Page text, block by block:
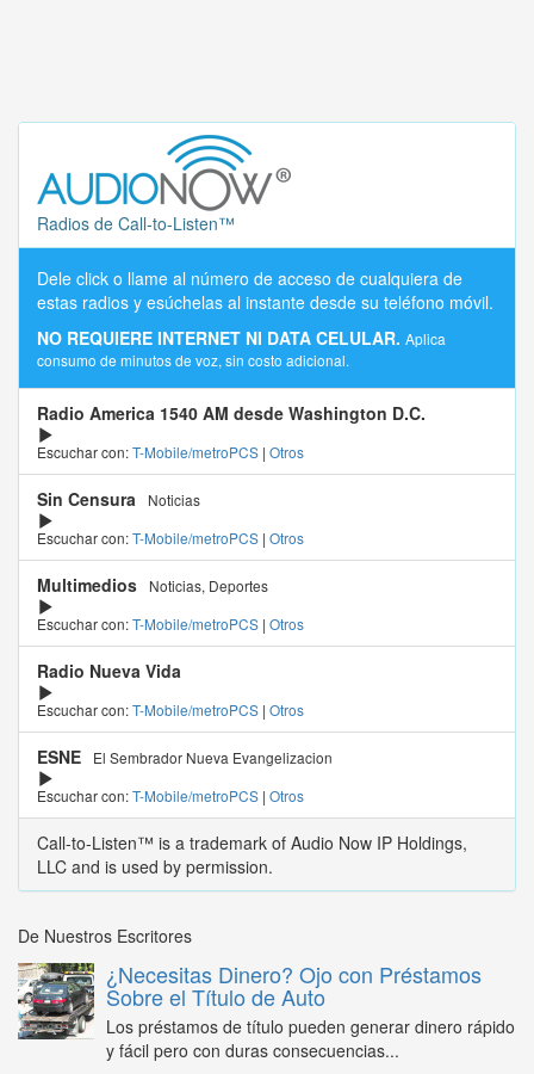
Radios de Call-to-Listen™
Dele click o llame al número de acceso de cualquiera de
estas radios y esúchelas al instante desde su teléfono móvil.
NO REQUIERE INTERNET NI DATA CELULAR. Aplica
consumo de minutos de voz, sin costo adicional.
Radio America 1540 AM desde Washington D.C.
Escuchar con:T-Mobile/metroPCS | Otros
Sin Censura
Noticias
Escuchar con:T-Mobile/metroPCS | Otros
Multimedios
Noticias, Deportes
Escuchar con:T-Mobile/metroPCS | Otros
Radio Nueva Vida
Escuchar con:T-Mobile/metroPCS | Otros
ESNE
El Sembrador Nueva Evangelizacion
Escuchar con:T-Mobile/metroPCS | Otros
Call-to-Listen™ is a trademark of Audio Now IP Holdings,
LLC and is used by permission.
De Nuestros Escritores
¿Necesitas Dinero? Ojo con Préstamos
Sobre el Título de Auto
Los préstamos de título pueden generar dinero rápido
y fácil pero con duras consecuencias...